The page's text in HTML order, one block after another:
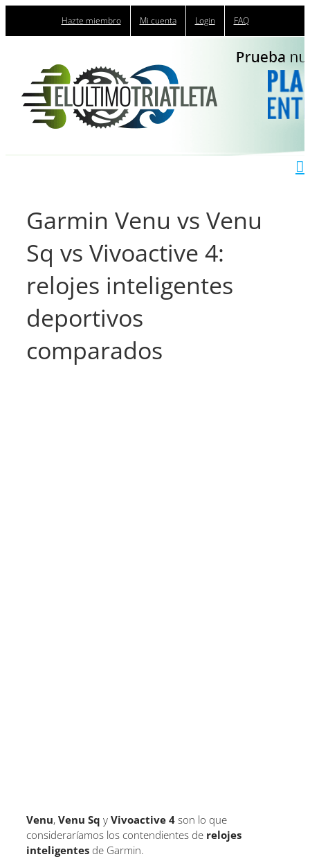
Hazte miembro Mi cuenta Login FAQ
Garmin Venu vs Venu
Sq vs Vivoactive 4:
relojes inteligentes
deportivos
comparados
Venu, Venu Sq y Vivoactive 4 son lo que
consideraríamos los contendientes de relojes
inteligentes de Garmin.